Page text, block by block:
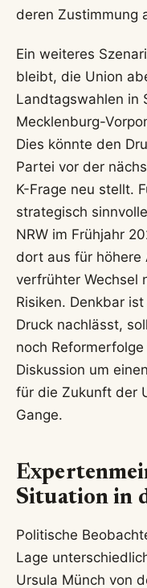
deren Zustimmung
Ein weiteres
bleibt, die Union
Landtagswahlen in
Mecklenburg-
Dies könnte den
Partei vor der
K-Frage neu stellt.
strategisch
NRW im Frühjahr
dort aus für höhere
verfrühter Wechsel
Risiken. Denkbar
Druck nachlässt,
noch
Diskussion um
für die Zukunft der
Gange.
Situation in
Politische
Lage
Ursula Münch von